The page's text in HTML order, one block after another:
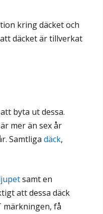
kring däcket och
däcket är tillverkat
byta ut dessa.
mer än sex år
Samtliga däck,
samt en
att dessa däck
märkningen, få